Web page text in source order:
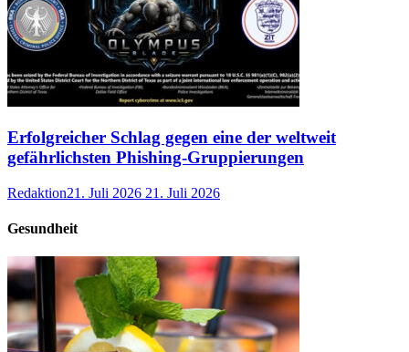
Erfolgreicher Schlag gegen eine der weltweit
gefährlichsten Phishing-Gruppierungen
Redaktion21. Juli 2026 21. Juli 2026
Gesundheit